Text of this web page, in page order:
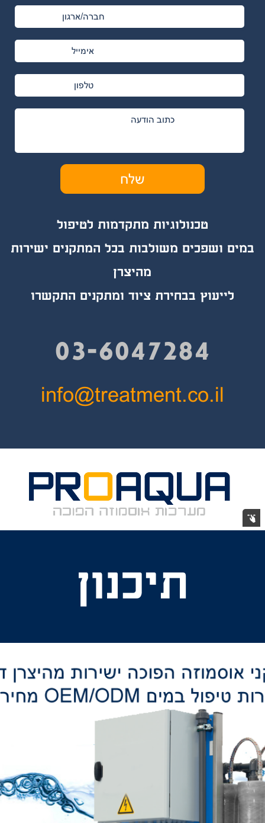
טכנולוגיות מתקדמות לטיפול
במים ושפכים משולבות בכל המתקנים ישירות
מהיצרן
לייעוץ בבחירת ציוד ומתקנים התקשרו
03-6047284
info@treatment.co.il
תיכנון
ייצור
התקנה
-